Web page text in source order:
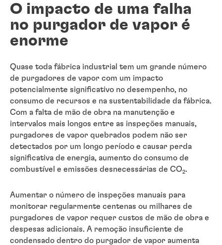
O impacto de uma falha
no purgador de vapor é
enorme
Quase toda fábrica industrial tem um grande número
de purgadores de vapor com um impacto
potencialmente significativo no desempenho, no
consumo de recursos e na sustentabilidade da fábrica.
Com a falta de mão de obra na manutenção e
intervalos mais longos entre as inspeções manuais,
purgadores de vapor quebrados podem não ser
detectados por um longo período e causar perda
significativa de energia, aumento do consumo de
combustível e emissões desnecessárias de CO2.
Aumentar o número de inspeções manuais para
monitorar regularmente centenas ou milhares de
purgadores de vapor requer custos de mão de obra e
despesas adicionais. A remoção insuficiente de
condensado dentro do purgador de vapor aumenta